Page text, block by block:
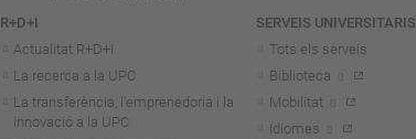
R+D+I
Actualitat R+D+I
La recerca a la UPC
La transferència, l'emprenedoria i la
innovació a la UPC
SERVEIS UNIVERSITARIS
Tots els serveis
Biblioteca
Mobilitat
Idiomes